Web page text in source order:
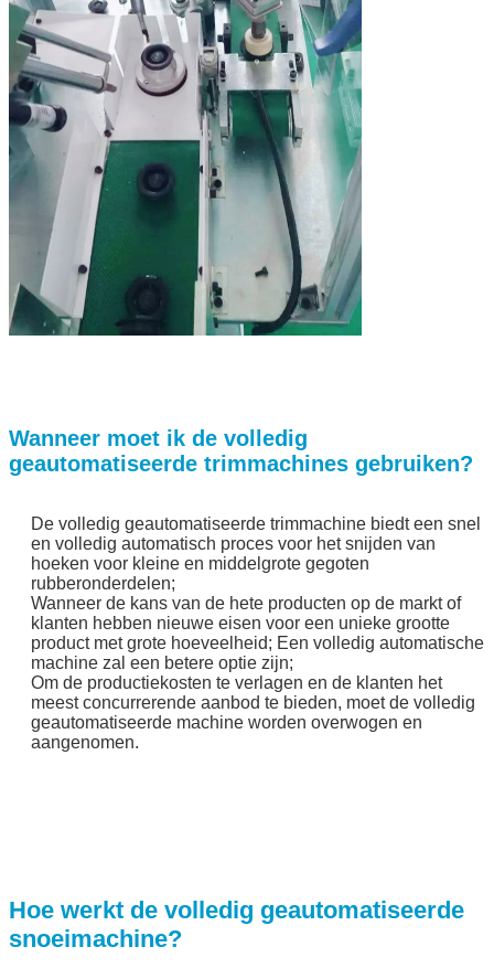
Wanneer moet ik de volledig
geautomatiseerde trimmachines gebruiken?
De volledig geautomatiseerde trimmachine biedt een snel
en volledig automatisch proces voor het snijden van
hoeken voor kleine en middelgrote gegoten
rubberonderdelen;
Wanneer de kans van de hete producten op de markt of
klanten hebben nieuwe eisen voor een unieke grootte
product met grote hoeveelheid; Een volledig automatische
machine zal een betere optie zijn;
Om de productiekosten te verlagen en de klanten het
meest concurrerende aanbod te bieden, moet de volledig
geautomatiseerde machine worden overwogen en
aangenomen.
Hoe werkt de volledig geautomatiseerde
snoeimachine?